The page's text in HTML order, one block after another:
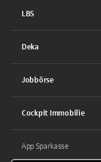
LBS
Deka
Jobbörse
Cockpit Immobilie
App Sparkasse